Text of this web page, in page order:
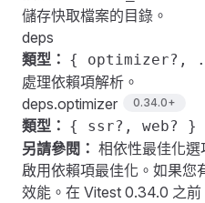
儲存快取檔案的目錄。
deps
類型： { optimizer?,
處理依賴項解析。
deps.optimizer
0.34.0+
類型： { ssr?, web? }
另請參閱： 相依性最佳化選
啟用依賴項最佳化。如果您
效能。在 Vitest 0.34.0 之